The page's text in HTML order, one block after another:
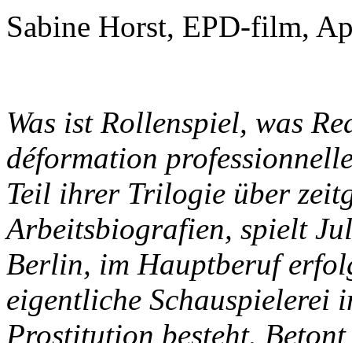
Sabine Horst, EPD-film,
Was ist Rollenspiel, was
déformation
Teil ihrer Trilogie über
Arbeitsbiografien, spielt
Berlin, im Hauptberuf
eigentliche Schauspielerei
Prostitution besteht.